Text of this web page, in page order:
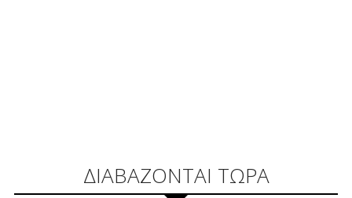
ΔΙΑΒΑΖΟΝΤΑΙ ΤΩΡΑ